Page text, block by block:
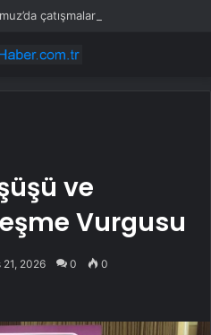
ve
Vurgusu
21, 2026 0 0